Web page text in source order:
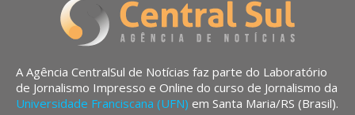
A Agência CentralSul de Notícias faz parte do Laboratório
de Jornalismo Impresso e Online do curso de Jornalismo da
Universidade Franciscana (UFN) em Santa Maria/RS (Brasil).